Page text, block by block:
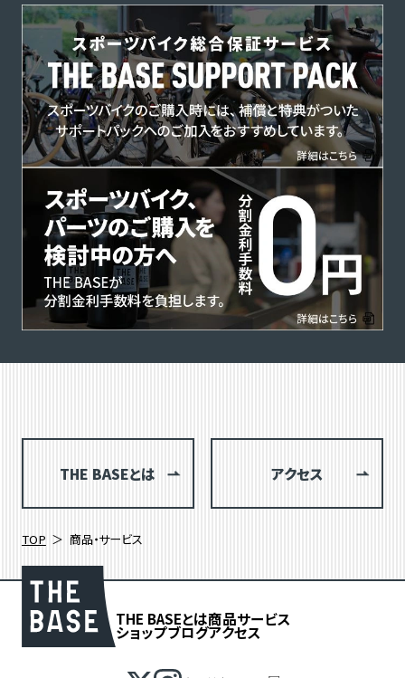
THE BASEとは アクセス
TOP 商品・サービス
THE BASEとは商品サービス
ショップブログアクセス